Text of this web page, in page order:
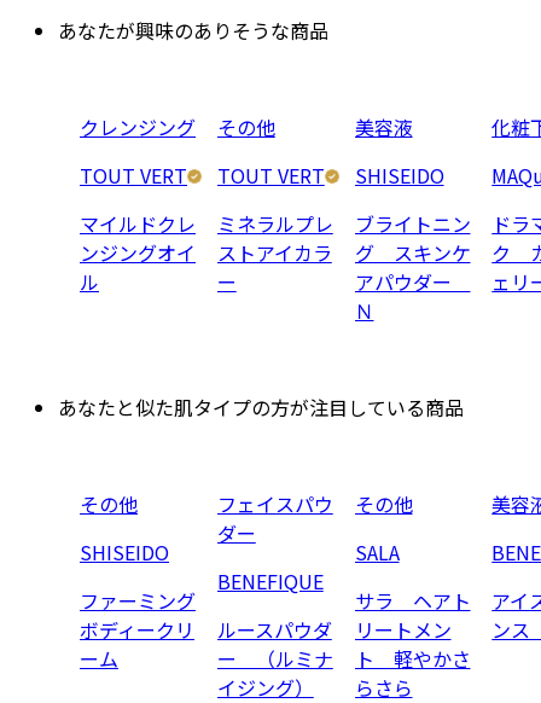
あなたが興味のありそうな商品
クレンジング
TOUT VERT
マイルドクレ
ンジングオイ
ル
その他
TOUT VERT
ミネラルプレ
ストアイカラ
ー
美容液
SHISEIDO
ブライトニン
グ スキンケ
アパウダー
Ｎ
化粧
ドラ
ク
ェ
あなたと似た肌タイプの方が注目している商品
その他
SHISEIDO
ファーミング
ボディークリ
ーム
フェイスパウ
ダー
BENEFIQUE
ルースパウダ
ー （ルミナ
イジング）
その他
SALA
サラ ヘアト
リートメン
ト 軽やかさ
らさら
美容
アイ
ン